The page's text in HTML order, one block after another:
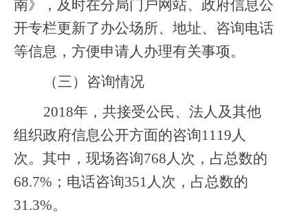
南》，及时在分局门户网站、政府信息公
开专栏更新了办公场所、地址、咨询电话
等信息，方便申请人办理有关事项。
（三）咨询情况
2018年，共接受公民、法人及其他
组织政府信息公开方面的咨询1119人
次。其中，现场咨询768人次，占总数的
68.7%；电话咨询351人次，占总数的
31.3%。